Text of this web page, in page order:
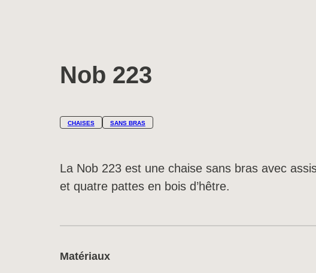
Nob 223
CHAISES SANS BRAS
La Nob 223 est une chaise sans bras avec
et quatre pattes en bois d’hêtre.
Matériaux